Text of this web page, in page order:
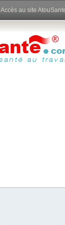
Accès au site